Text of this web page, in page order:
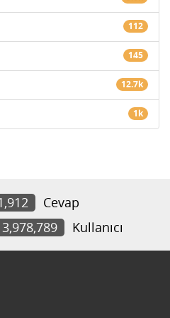
112
145
12.7k
1k
Cevap
3,978,789 Kullanıcı